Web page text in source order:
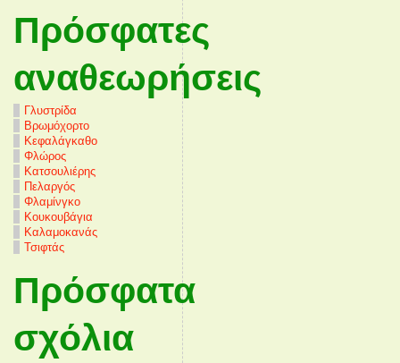
Πρόσφατες
αναθεωρήσεις
Γλυστρίδα
Βρωμόχορτο
Κεφαλάγκαθο
Φλώρος
Κατσουλιέρης
Πελαργός
Φλαμίνγκο
Κουκουβάγια
Καλαμοκανάς
Τσιφτάς
Πρόσφατα
σχόλια